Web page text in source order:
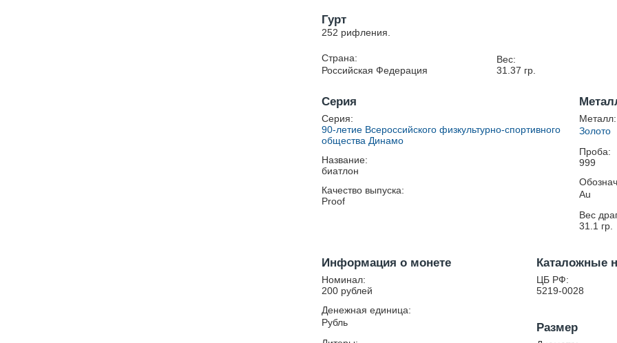
Гурт
252 рифления.
Страна:
Российская Федерация
Вес:
31.37 гр.
Серия
Серия:
90-летие Всероссийского физкультурно-спортивного
общества Динамо
Название:
биатлон
Качество выпуска:
Proof
Металл:
Золото
Проба:
999
Au
Вес
31.1 гр.
Информация о монете
Номинал:
200 рублей
Денежная единица:
Рубль
Каталожные
ЦБ РФ:
5219-0028
Размер